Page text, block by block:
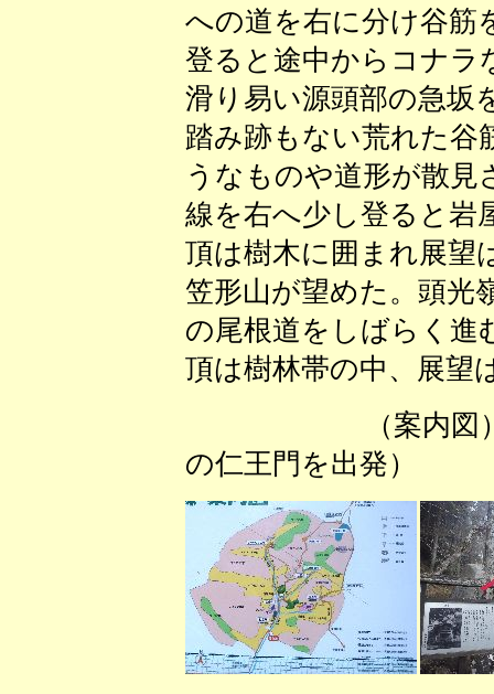
への道を右に分け谷筋
登ると途中からコナラ
滑り易い源頭部の急坂
踏み跡もない荒れた谷
うなものや道形が散見
線を右へ少し登ると岩
頂は樹木に囲まれ展望
笠形山が望めた。頭光
の尾根道をしばらく進
頂は樹林帯の中、展望
（案内図
の仁王門を出発